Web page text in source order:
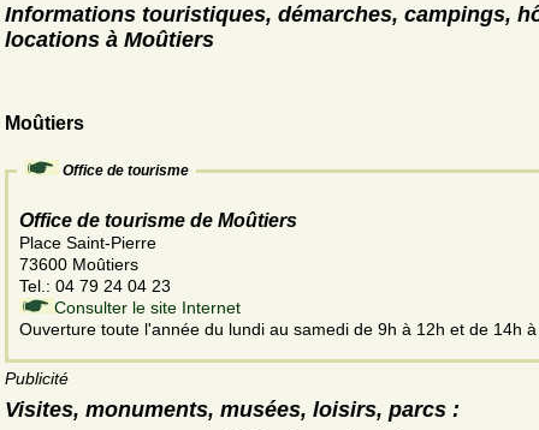
Informations touristiques, démarches, campings,
locations à Moûtiers
Moûtiers
Office de tourisme
Office de tourisme de Moûtiers
Place Saint-Pierre
73600 Moûtiers
Tel.: 04 79 24 04 23
Consulter le site Internet
Ouverture toute l'année du lundi au samedi de 9h à 12h et de 14h
Publicité
Visites, monuments, musées, loisirs, parcs :